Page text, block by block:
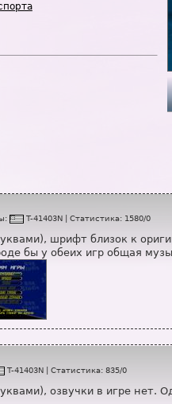
T-41403N Статистика: 1580/0
шрифт близок к
бы у обеих игр общая
T-41403N Статистика: 835/0
озвучки в игре нет.